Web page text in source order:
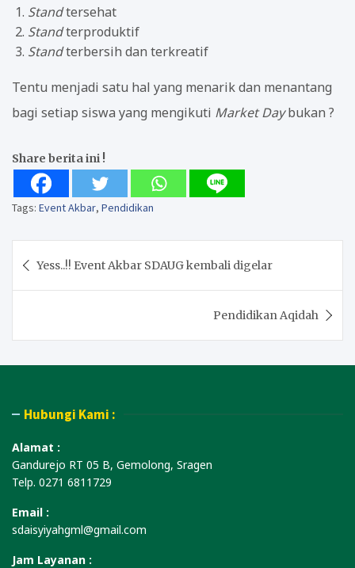
Standtersehat
Standterproduktif
Standterbersih dan terkreatif
Tentu menjadi satu hal yang menarik dan menantang
bagi setiap siswa yang mengikuti Market Daybukan ?
Share berita ini !
Tags: Event Akbar, Pendidikan
navigation
Yess..!! Event Akbar SDAUG kembali digelar
Pendidikan Aqidah
Hubungi Kami :
Alamat :
Gandurejo RT 05 B, Gemolong, Sragen
Telp. 0271 6811729
Email :
sdaisyiyahgml@gmail.com
Jam Layanan :